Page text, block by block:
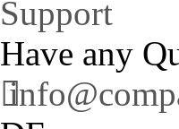
Support
Have any